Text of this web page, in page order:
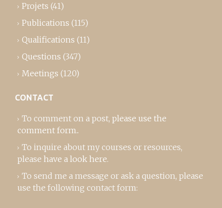
Projets (41)
Publications (115)
Qualifications (11)
Questions (347)
Meetings (120)
CONTACT
To comment on a post, please use the
comment form..
To inquire about my courses or resources,
please have a look here.
To send me a message or ask a question, please
use the following contact form: